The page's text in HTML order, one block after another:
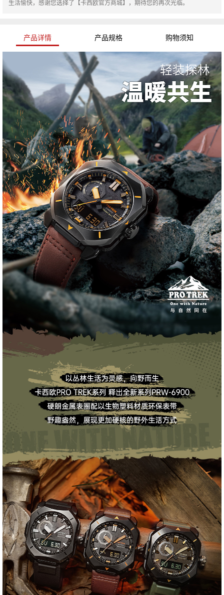
生活愉快，感谢您选择了【卡西欧官方商城】，期待您的再次光临。
产品详情 产品规格 购物须知